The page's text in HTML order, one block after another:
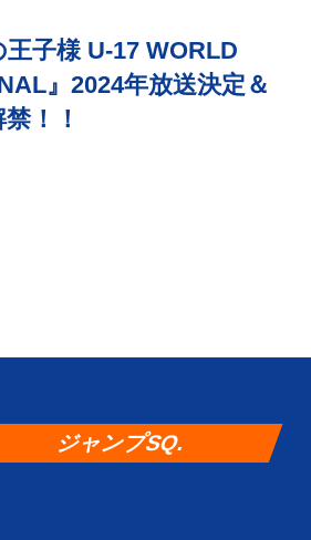
王子様 U-17 WORLD
』2024年放送決定＆
！！
ジャンプSQ.